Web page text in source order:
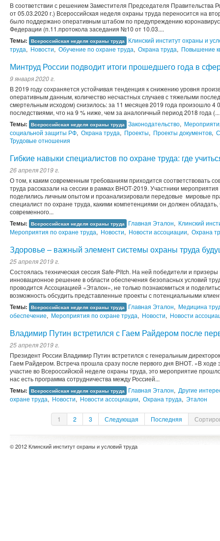
В соответствии с решением Заместителя Председателя Правительства
от 05.03.2020 г.) Всероссийская неделя охраны труда переносится на
было поддержано оперативным штабом по предупреждению
Федерации (п.11.протокола заседания №10 от 10.03....
Темы: Всероссийская неделя охраны труда Клинский институт охраны и
труда, Новости, Обучение по охране труда, Охрана труда, Повышение
Минтруд России подводит итоги прошедшего года в
9 января 2020 г.
В 2019 году сохраняется устойчивая тенденция к снижению уровня
оперативным данным, количество несчастных случаев с тяжелыми
смертельным исходом) снизилось: за 11 месяцев 2019 года произошло 4
последствиями, что на 9 % ниже, чем за аналогичный период 2018 года (...
Темы: Всероссийская неделя охраны труда Законодательство,
социальной защиты РФ, Охрана труда, Проекты, Проекты документов,
Трудовые отношения
Гибкие навыки специалистов по охране труда: где
26 апреля 2019 г.
О том, к каким современным требованиям приходится соответствовать
труда рассказали на сессии в рамках ВНОТ-2019. Участники
поделились личным опытом и проанализировали передовые мировые
специалист по охране труда, какими компетенциями он должен
современного...
Темы: Всероссийская неделя охраны труда Главная Эталон, Клинский
Мероприятия по охране труда, Новости, Новости ассоциации, Охрана
Здоровье – важный элемент системы охраны труда
25 апреля 2019 г.
Состоялась техническая сессия Safe-Pitch. На ней победители и призеры
инновационное решение в области обеспечения безопасных условий
проводится Ассоциацией «Эталон», не только познакомиться и
возможность обсудить представленные проекты с потенциальными
Темы: Всероссийская неделя охраны труда Главная Эталон, Медицина
обеспечение, Мероприятия по охране труда, Новости, Новости
Владимир Путин встретился с Гаем Райдером после
25 апреля 2019 г.
Президент России Владимир Путин встретился с генеральным
Гаем Райдером. Встреча прошла сразу после первого дня ВНОТ. «В ходе
участие во Всероссийской неделе охраны труда, это мероприятие
нас есть программа сотрудничества между Россией...
Темы: Всероссийская неделя охраны труда Главная Эталон, Другие
охране труда, Новости, Новости ассоциации, Охрана труда, Эталон
1 2 3 Следующая Последняя
© 2012 Клинский институт охраны и условий труда